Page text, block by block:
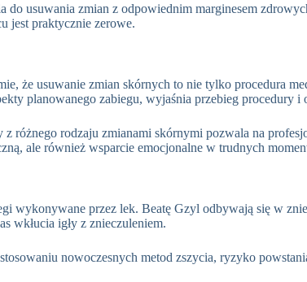
usuwania zmian z odpowiednim marginesem
jest praktycznie zerowe.
że usuwanie zmian skórnych to nie tylko procedura
planowanego zabiegu, wyjaśnia przebieg procedury
różnego rodzaju zmianami skórnymi pozwala na
ale również wsparcie emocjonalne w trudnych
wykonywane przez lek. Beatę Gzyl odbywają się w
wkłucia igły z znieczuleniem.
nowoczesnych metod zszycia, ryzyko